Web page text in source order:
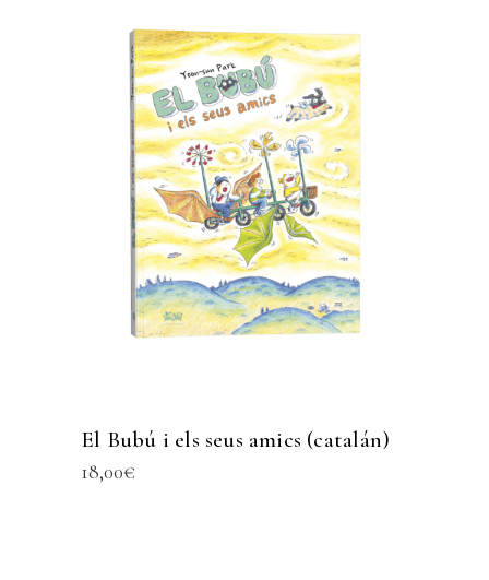
El Bubú i els seus amics (catalán)
18,00€